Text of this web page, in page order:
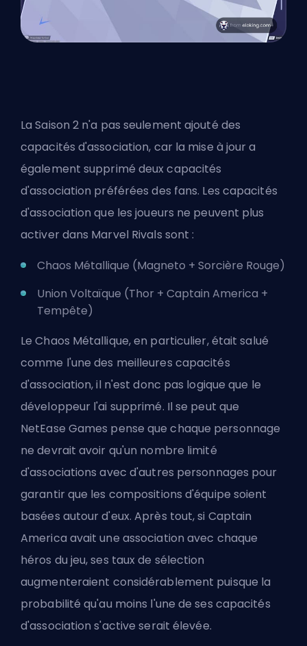
La Saison 2 n'a pas seulement ajouté des
capacités d'association, car la mise à jour a
également supprimé deux capacités
d'association préférées des fans. Les capacités
d'association que les joueurs ne peuvent plus
activer dans Marvel Rivals sont :
Chaos Métallique (Magneto + Sorcière Rouge)
Union Voltaïque (Thor + Captain America +
Tempête)
Le Chaos Métallique, en particulier, était salué
comme l'une des meilleures capacités
d'association, il n'est donc pas logique que le
développeur l'ai supprimé. Il se peut que
NetEase Games pense que chaque personnage
ne devrait avoir qu'un nombre limité
d'associations avec d'autres personnages pour
garantir que les compositions d'équipe soient
basées autour d'eux. Après tout, si Captain
America avait une association avec chaque
héros du jeu, ses taux de sélection
augmenteraient considérablement puisque la
probabilité qu'au moins l'une de ses capacités
d'association s'active serait élevée.